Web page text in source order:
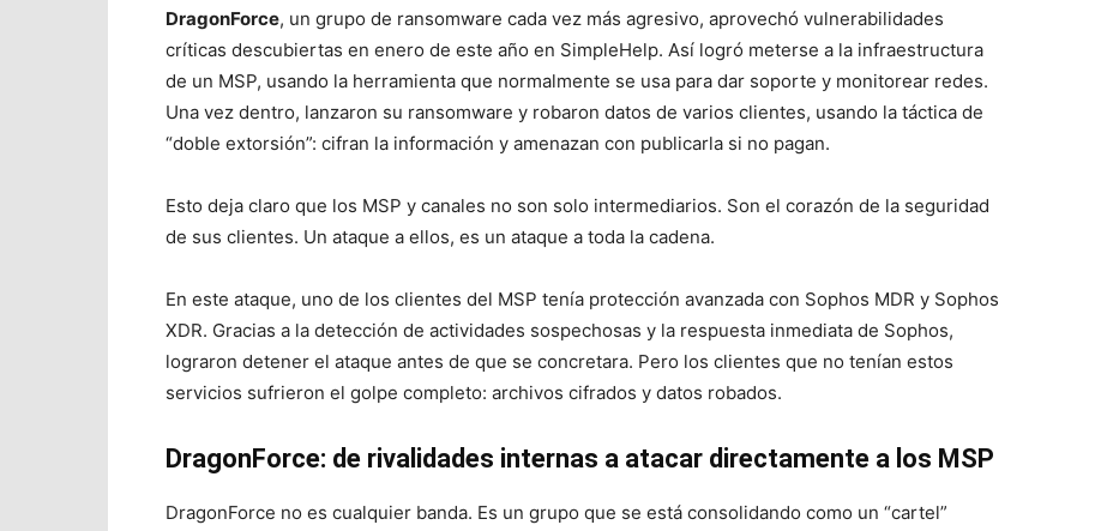
DragonForce, un grupo de ransomware cada vez más agresivo, aprovechó vulnerabilidades
críticas descubiertas en enero de este año en SimpleHelp. Así logró meterse a la infraestructura
de un MSP, usando la herramienta que normalmente se usa para dar soporte y monitorear redes.
Una vez dentro, lanzaron su ransomware y robaron datos de varios clientes, usando la táctica de
“doble extorsión”: cifran la información y amenazan con publicarla si no pagan.
Esto deja claro que los MSP y canales no son solo intermediarios. Son el corazón de la seguridad
de sus clientes. Un ataque a ellos, es un ataque a toda la cadena.
En este ataque, uno de los clientes del MSP tenía protección avanzada con Sophos MDR y Sophos
XDR. Gracias a la detección de actividades sospechosas y la respuesta inmediata de Sophos,
lograron detener el ataque antes de que se concretara. Pero los clientes que no tenían estos
servicios sufrieron el golpe completo: archivos cifrados y datos robados.
DragonForce: de rivalidades internas a atacar directamente a los MSP
DragonForce no es cualquier banda. Es un grupo que se está consolidando como un “cartel”